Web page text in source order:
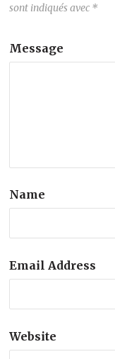
sont indiqués avec *
Message
Name
Email Address
Website